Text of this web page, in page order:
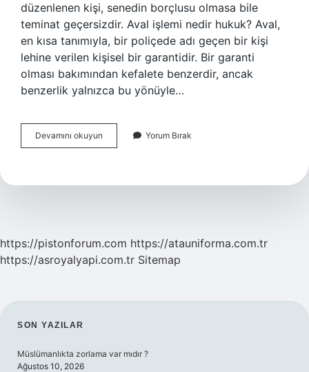
düzenlenen kişi, senedin borçlusu olmasa bile
teminat geçersizdir. Aval işlemi nedir hukuk? Aval,
en kısa tanımıyla, bir poliçede adı geçen bir kişi
lehine verilen kişisel bir garantidir. Bir garanti
olması bakımından kefalete benzerdir, ancak
benzerlik yalnızca bu yönüyle…
Devamını okuyun
Vermesi
Nedir
Yorum Bırak
https://pistonforum.com https://atauniforma.com.tr
https://asroyalyapi.com.tr Sitemap
SIDEBAR
SON YAZILAR
Müslümanlıkta zorlama var mıdır ?
Ağustos 10, 2026